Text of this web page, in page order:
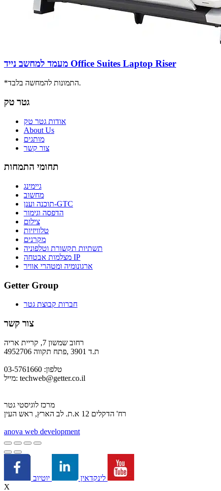
מעמד למחשב נייד Office Suites Laptop Riser
*התמונות להמחשה בלבד.
גטר טק
אודות גטר טק
About Us
מותגים
צור קשר
תחומי התמחות
גיימינג
מחשוב
תוכנה וענן-GTC
הדפסה וגימור
צילום
טלוויזיות
מקרנים
תשתיות תקשורת וטלפוניה
מצלמות אבטחה IP
ארגונומיה ומטהרי אוויר
Getter Group
חברות קבוצת גטר
צור קשר
רחוב שמשון 7, קריית אריה
ת.ד 3901 ,פתח תקווה 4952706
טלפון: 03-5761660
מייל: techweb@getter.co.il
מרכז לוגיסטי גטר
רח' הדקלים 12 א.ת. לב הארץ, ראש העין
anova web development
לינקדאין
X